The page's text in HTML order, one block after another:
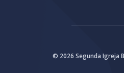
© 2026 Segunda Igreja